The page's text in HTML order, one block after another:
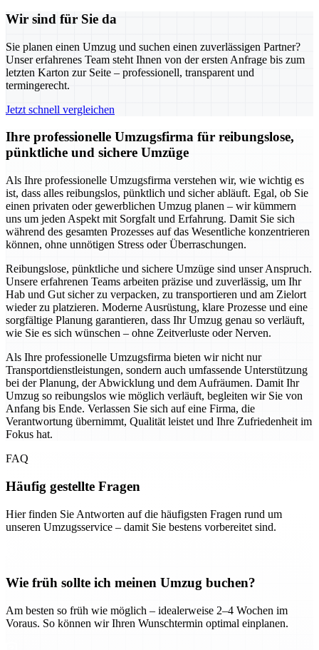
Wir sind für Sie da
Sie planen einen Umzug und suchen einen zuverlässigen Partner?
Unser erfahrenes Team steht Ihnen von der ersten Anfrage bis zum
letzten Karton zur Seite – professionell, transparent und
termingerecht.
Jetzt schnell vergleichen
Ihre professionelle Umzugsfirma für reibungslose,
pünktliche und sichere Umzüge
Als Ihre professionelle Umzugsfirma verstehen wir, wie wichtig es
ist, dass alles reibungslos, pünktlich und sicher abläuft. Egal, ob Sie
einen privaten oder gewerblichen Umzug planen – wir kümmern
uns um jeden Aspekt mit Sorgfalt und Erfahrung. Damit Sie sich
während des gesamten Prozesses auf das Wesentliche konzentrieren
können, ohne unnötigen Stress oder Überraschungen.
Reibungslose, pünktliche und sichere Umzüge sind unser Anspruch.
Unsere erfahrenen Teams arbeiten präzise und zuverlässig, um Ihr
Hab und Gut sicher zu verpacken, zu transportieren und am Zielort
wieder zu platzieren. Moderne Ausrüstung, klare Prozesse und eine
sorgfältige Planung garantieren, dass Ihr Umzug genau so verläuft,
wie Sie es sich wünschen – ohne Zeitverluste oder Nerven.
Als Ihre professionelle Umzugsfirma bieten wir nicht nur
Transportdienstleistungen, sondern auch umfassende Unterstützung
bei der Planung, der Abwicklung und dem Aufräumen. Damit Ihr
Umzug so reibungslos wie möglich verläuft, begleiten wir Sie von
Anfang bis Ende. Verlassen Sie sich auf eine Firma, die
Verantwortung übernimmt, Qualität leistet und Ihre Zufriedenheit im
Fokus hat.
FAQ
Häufig gestellte Fragen
Hier finden Sie Antworten auf die häufigsten Fragen rund um
unseren Umzugsservice – damit Sie bestens vorbereitet sind.
Wie früh sollte ich meinen Umzug buchen?
Am besten so früh wie möglich – idealerweise 2–4 Wochen im
Voraus. So können wir Ihren Wunschtermin optimal einplanen.